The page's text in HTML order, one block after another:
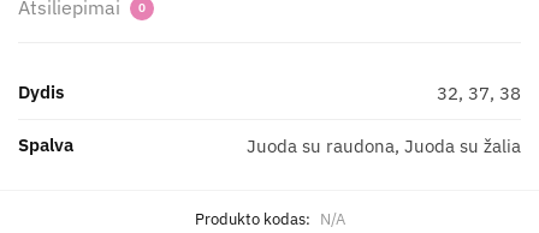
Atsiliepimai 0
Dydis 32, 37, 38
Spalva Juoda su raudona, Juoda su žalia
Produkto kodas: N/A